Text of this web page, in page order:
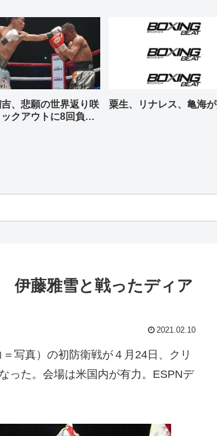
、悲願の世界返り咲
クアウトに8回負傷
粟生、リナレス、亀海
伊藤雅雪と戦ったディア
2021.02.10
写真）の初防衛戦が４月24日、クリ
った。会場は米国内が有力。ESPNデ